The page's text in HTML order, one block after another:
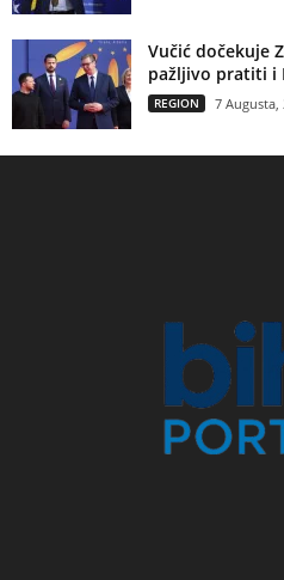
Vučić dočekuje
pažljivo pratiti i
REGION 7 Augusta,